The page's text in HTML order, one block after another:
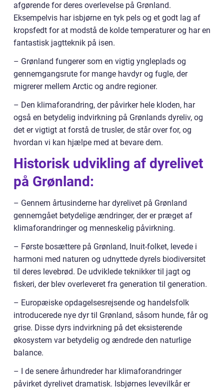
afgørende for deres overlevelse på Grønland.
Eksempelvis har isbjørne en tyk pels og et godt lag af
kropsfedt for at modstå de kolde temperaturer og har en
fantastisk jagtteknik på isen.
– Grønland fungerer som en vigtig yngleplads og
gennemgangsrute for mange havdyr og fugle, der
migrerer mellem Arctic og andre regioner.
– Den klimaforandring, der påvirker hele kloden, har
også en betydelig indvirkning på Grønlands dyreliv, og
det er vigtigt at forstå de trusler, de står over for, og
hvordan vi kan hjælpe med at bevare dem.
Historisk udvikling af dyrelivet
på Grønland:
– Gennem årtusinderne har dyrelivet på Grønland
gennemgået betydelige ændringer, der er præget af
klimaforandringer og menneskelig påvirkning.
– Første bosættere på Grønland, Inuit-folket, levede i
harmoni med naturen og udnyttede dyrels biodiversitet
til deres levebrød. De udviklede teknikker til jagt og
fiskeri, der blev overleveret fra generation til generation.
– Europæiske opdagelsesrejsende og handelsfolk
introducerede nye dyr til Grønland, såsom hunde, får og
grise. Disse dyrs indvirkning på det eksisterende
økosystem var betydelig og ændrede den naturlige
balance.
– I de senere århundreder har klimaforandringer
påvirket dyrelivet dramatisk. Isbjørnes levevilkår er